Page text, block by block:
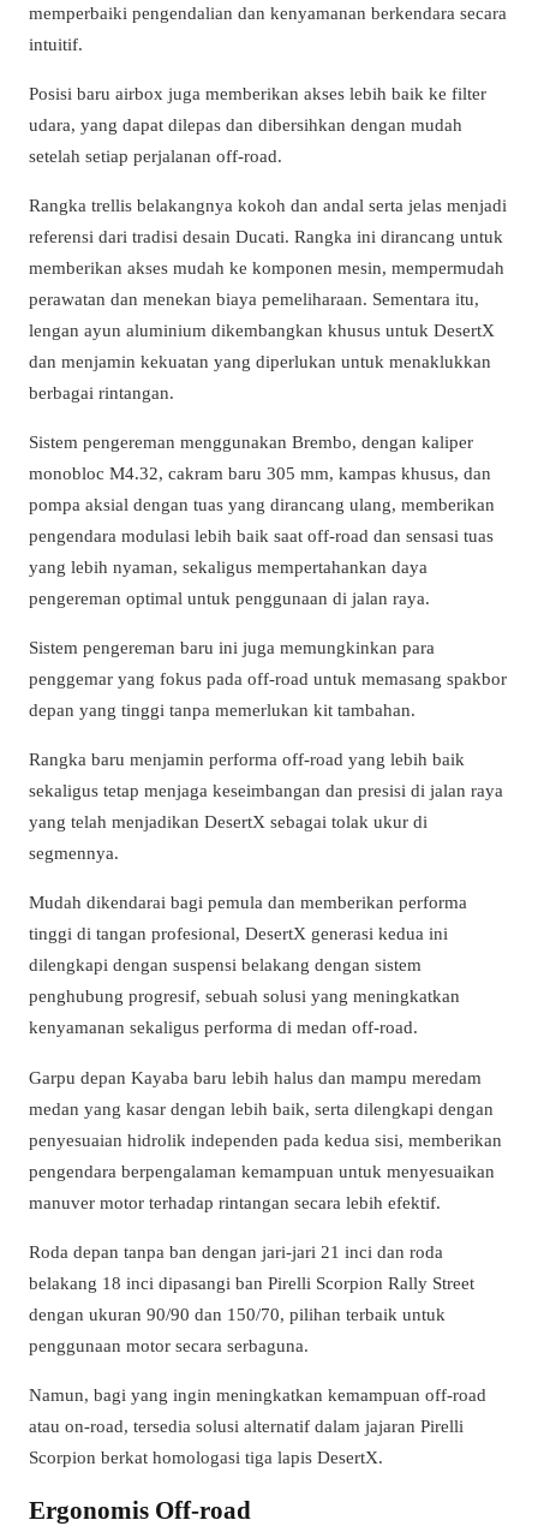
memperbaiki pengendalian dan kenyamanan berkendara secara
intuitif.
Posisi baru airbox juga memberikan akses lebih baik ke filter
udara, yang dapat dilepas dan dibersihkan dengan mudah
setelah setiap perjalanan off-road.
Rangka trellis belakangnya kokoh dan andal serta jelas menjadi
referensi dari tradisi desain Ducati. Rangka ini dirancang untuk
memberikan akses mudah ke komponen mesin, mempermudah
perawatan dan menekan biaya pemeliharaan. Sementara itu,
lengan ayun aluminium dikembangkan khusus untuk DesertX
dan menjamin kekuatan yang diperlukan untuk menaklukkan
berbagai rintangan.
Sistem pengereman menggunakan Brembo, dengan kaliper
monobloc M4.32, cakram baru 305 mm, kampas khusus, dan
pompa aksial dengan tuas yang dirancang ulang, memberikan
pengendara modulasi lebih baik saat off-road dan sensasi tuas
yang lebih nyaman, sekaligus mempertahankan daya
pengereman optimal untuk penggunaan di jalan raya.
Sistem pengereman baru ini juga memungkinkan para
penggemar yang fokus pada off-road untuk memasang spakbor
depan yang tinggi tanpa memerlukan kit tambahan.
Rangka baru menjamin performa off-road yang lebih baik
sekaligus tetap menjaga keseimbangan dan presisi di jalan raya
yang telah menjadikan DesertX sebagai tolak ukur di
segmennya.
Mudah dikendarai bagi pemula dan memberikan performa
tinggi di tangan profesional, DesertX generasi kedua ini
dilengkapi dengan suspensi belakang dengan sistem
penghubung progresif, sebuah solusi yang meningkatkan
kenyamanan sekaligus performa di medan off-road.
Garpu depan Kayaba baru lebih halus dan mampu meredam
medan yang kasar dengan lebih baik, serta dilengkapi dengan
penyesuaian hidrolik independen pada kedua sisi, memberikan
pengendara berpengalaman kemampuan untuk menyesuaikan
manuver motor terhadap rintangan secara lebih efektif.
Roda depan tanpa ban dengan jari-jari 21 inci dan roda
belakang 18 inci dipasangi ban Pirelli Scorpion Rally Street
dengan ukuran 90/90 dan 150/70, pilihan terbaik untuk
penggunaan motor secara serbaguna.
Namun, bagi yang ingin meningkatkan kemampuan off-road
atau on-road, tersedia solusi alternatif dalam jajaran Pirelli
Scorpion berkat homologasi tiga lapis DesertX.
Ergonomis Off-road